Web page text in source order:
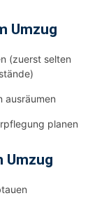
Umzug
(zuerst selten
ausräumen
planen
Umzug